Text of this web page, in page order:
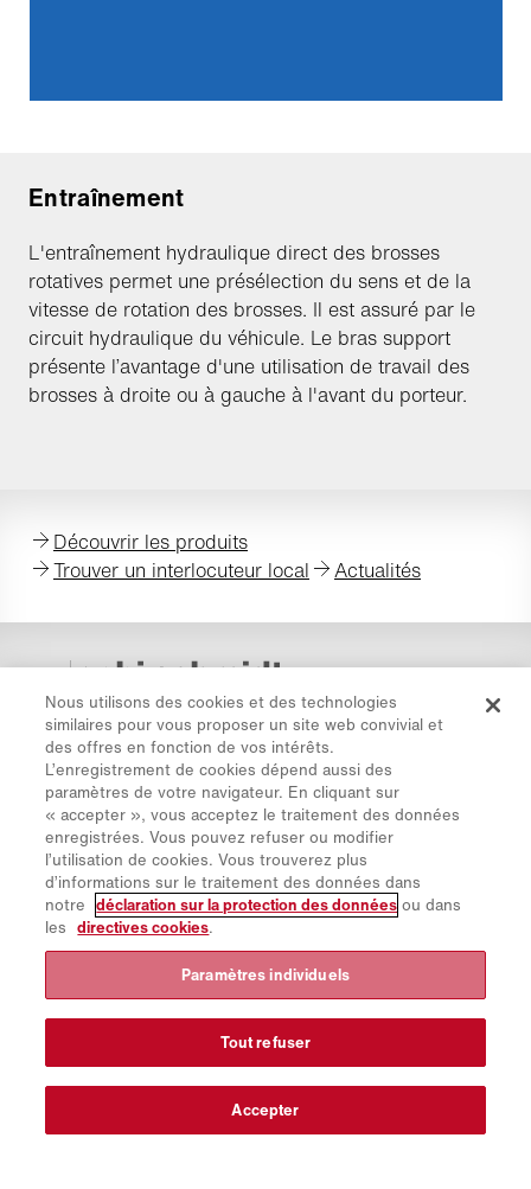
Entraînement
L'entraînement hydraulique direct des brosses
rotatives permet une présélection du sens et de la
vitesse de rotation des brosses. Il est assuré par le
circuit hydraulique du véhicule. Le bras support
présente l’avantage d'une utilisation de travail des
brosses à droite ou à gauche à l'avant du porteur.
Découvrir les produits
Trouver un interlocuteur local
Actualités
Protection des données
Directive cookies
Mentions légales
Avis de non-responsabilité
Newsletter
Pièces de rechange
Espace de téléchargement
Aperçu des groupes de produits
Nous utilisons des cookies et des technologies
similaires pour vous proposer un site web convivial et
des offres en fonction de vos intérêts.
L’enregistrement de cookies dépend aussi des
paramètres de votre navigateur. En cliquant sur
« accepter », vous acceptez le traitement des données
enregistrées. Vous pouvez refuser ou modifier
l’utilisation de cookies. Vous trouverez plus
d’informations sur le traitement des données dans
notre déclaration sur la protection des données ou dans
les directives cookies.
Paramètres individuels
Tout refuser
Accepter